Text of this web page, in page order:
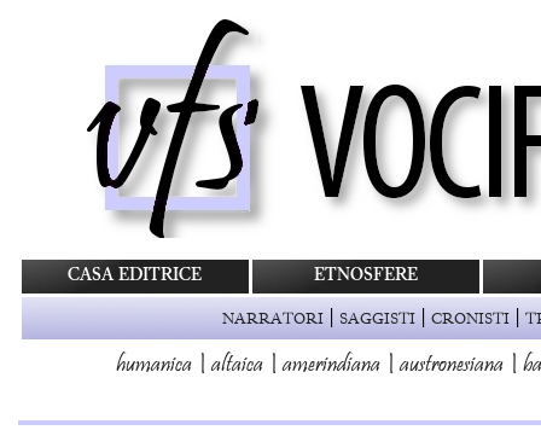
CASA EDITRICE ETNOSFERE
NARRATORI | SAGGISTI | CRONISTI |
humanica |altaica |amerindiana |austronesiana |